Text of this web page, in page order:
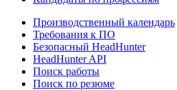
Производственный календарь
Требования к ПО
Безопасный HeadHunter
HeadHunter API
Поиск работы
Поиск по резюме